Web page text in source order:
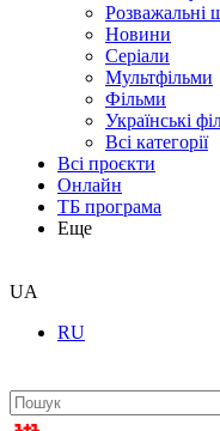
Розважальні
Новини
Серіали
Мультфільми
Фільми
Українські
Всі категорії
Всі проєкти
Онлайн
ТБ програма
Еще
UA
RU